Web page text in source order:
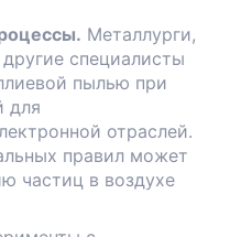
Металлурги,
специалисты
пылью при
для
отраслей.
правил может
частиц в воздухе